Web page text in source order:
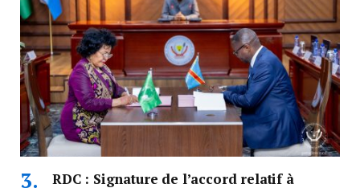
RDC : Signature de l’accord relatif à